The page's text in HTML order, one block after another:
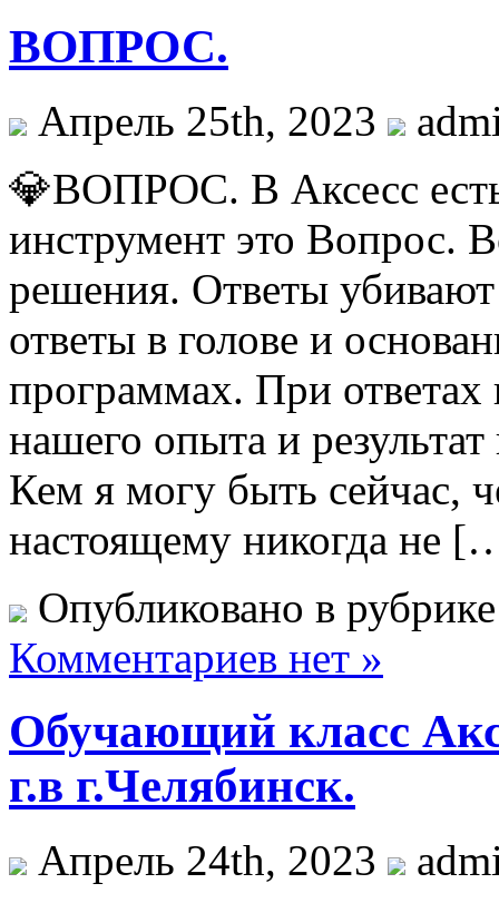
ВОПРОС.
Апрель 25th, 2023
💎ВОПРОС. В Аксесс
инструмент это Вопрос.
решения. Ответы убивают
ответы в голове и
программах. При ответах
нашего опыта и
Кем я могу быть сейчас,
настоящему никогда не
Опубликовано в
Комментариев нет »
Обучающий класс
г.в г.Челябинск.
Апрель 24th, 2023